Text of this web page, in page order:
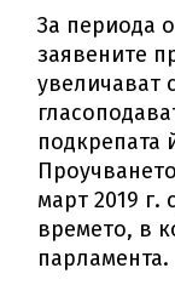
За периода
заявените
увеличават
подкрепата
март 2019 г.
времето, в
парламента.